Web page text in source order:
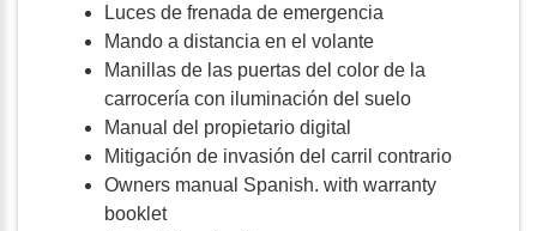
Luces de frenada de emergencia
Mando a distancia en el volante
Manillas de las puertas del color de la
carrocería con iluminación del suelo
Manual del propietario digital
Mitigación de invasión del carril contrario
Owners manual Spanish. with warranty
booklet